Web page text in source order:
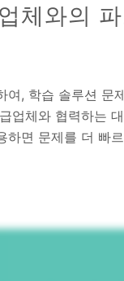
체와의
여, 학습 솔루션 문
업체와 협력하는
하면 문제를 더 빠